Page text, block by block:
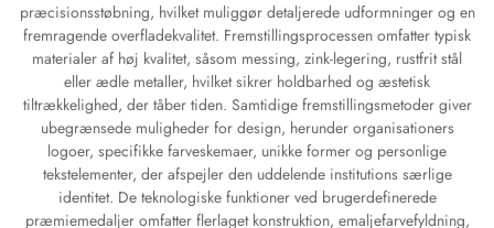
præcisionsstøbning, hvilket muliggør detaljerede udformninger og en
fremragende overfladekvalitet. Fremstillingsprocessen omfatter typisk
materialer af høj kvalitet, såsom messing, zink-legering, rustfrit stål
eller ædle metaller, hvilket sikrer holdbarhed og æstetisk
tiltrækkelighed, der tåber tiden. Samtidige fremstillingsmetoder giver
ubegrænsede muligheder for design, herunder organisationers
logoer, specifikke farveskemaer, unikke former og personlige
tekstelementer, der afspejler den uddelende institutions særlige
identitet. De teknologiske funktioner ved brugerdefinerede
præmiemedaljer omfatter flerlaget konstruktion, emaljefarvefyldning,